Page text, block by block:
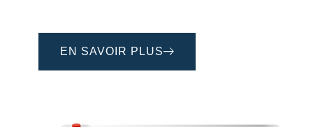
EN SAVOIR PLUS